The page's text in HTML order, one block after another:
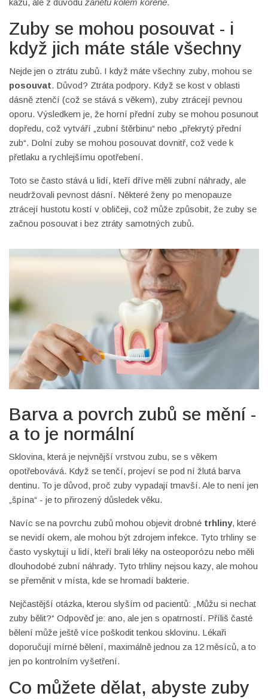
kazu, ale z důvodu zánětu kolem kořene.
Zuby se mohou posouvat - i
když jich máte stále všechny
Nejde jen o ztrátu zubů. I když máte všechny zuby, mohou se
posouvat. Důvod? Ztráta podpory. Když se kost v oblasti
dásně ztenčí (což se stává s věkem), zuby ztrácejí pevnou
oporu. Výsledkem je, že horní přední zuby se mohou posunout
dopředu, což vytváří „zubní štěrbinu“ nebo „překrytý přední
zub“. Dolní zuby se mohou posouvat dovnitř, což vede k
přetlaku a rychlejšímu opotřebení.
Toto se často stává u lidí, kteří dříve měli zubní náhrady, ale
neudržovali pevnost dásní. Některé ženy po menopauze
ztrácejí hustotu kostí v obličeji, což může způsobit, že zuby se
začnou posouvat i bez ztráty samotných zubů.
Barva a povrch zubů se mění -
a to je normální
Sklovina, která je nejvnější vrstvou zubu, se s věkem
opotřebovává. Když se tenčí, projeví se pod ní žlutá barva
dentinu. To je důvod, proč zuby vypadají tmavší. Ale to není jen
„špína“ - je to přirozený důsledek věku.
Navíc se na povrchu zubů mohou objevit drobné trhliny, které
se nevidí okem, ale mohou být zdrojem infekce. Tyto trhliny se
často vyskytují u lidí, kteří brali léky na osteoporózu nebo měli
dlouhodobé zubní náhrady. Tyto trhliny nejsou kazy, ale mohou
se přeměnit v místa, kde se hromadí bakterie.
Nejčastější otázka, kterou slyším od pacientů: „Můžu si nechat
zuby bělit?“ Odpověď je: ano, ale jen s opatrností. Příliš časté
bělení může ještě více poškodit tenkou sklovinu. Lékaři
doporučují mírné bělení, maximálně jednou za 12 měsíců, a to
jen po kontrolním vyšetření.
Co můžete dělat, abyste zuby